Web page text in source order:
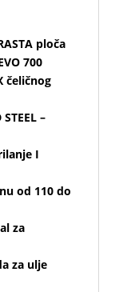
ploča
700
čeličnog
–
I
od 110 do
za
za ulje